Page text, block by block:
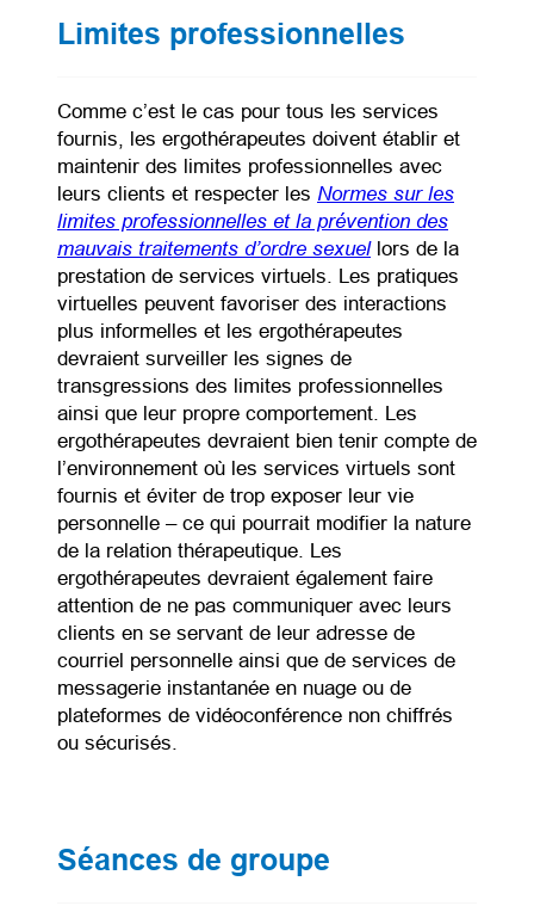
Limites professionnelles
Comme c’est le cas pour tous les services
fournis, les ergothérapeutes doivent établir et
maintenir des limites professionnelles avec
leurs clients et respecter les Normes sur les
limites professionnelles et la prévention des
mauvais traitements d’ordre sexuel(opens in a new
lors de la
prestation de services virtuels. Les pratiques
virtuelles peuvent favoriser des interactions
plus informelles et les ergothérapeutes
devraient surveiller les signes de
transgressions des limites professionnelles
ainsi que leur propre comportement. Les
ergothérapeutes devraient bien tenir compte de
l’environnement où les services virtuels sont
fournis et éviter de trop exposer leur vie
personnelle – ce qui pourrait modifier la nature
de la relation thérapeutique. Les
ergothérapeutes devraient également faire
attention de ne pas communiquer avec leurs
clients en se servant de leur adresse de
courriel personnelle ainsi que de services de
messagerie instantanée en nuage ou de
plateformes de vidéoconférence non chiffrés
ou sécurisés.
Séances de groupe